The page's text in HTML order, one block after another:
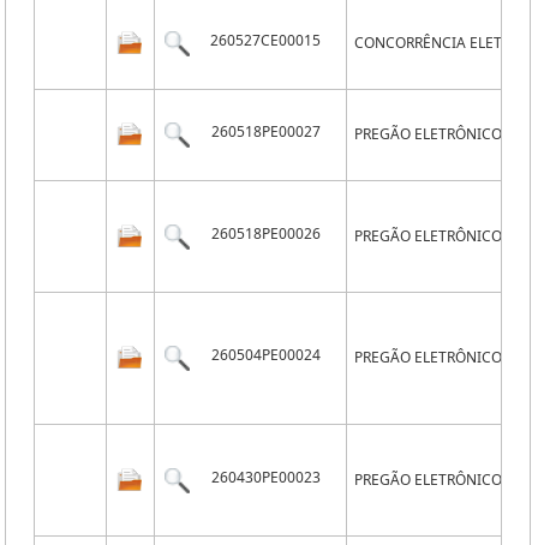
260527CE00015 CONCORRÊNCIA
260518PE00027 PREGÃO ELETRÔNICO
260518PE00026 PREGÃO ELETRÔNICO
260504PE00024 PREGÃO ELETRÔNICO
260430PE00023 PREGÃO ELETRÔNICO